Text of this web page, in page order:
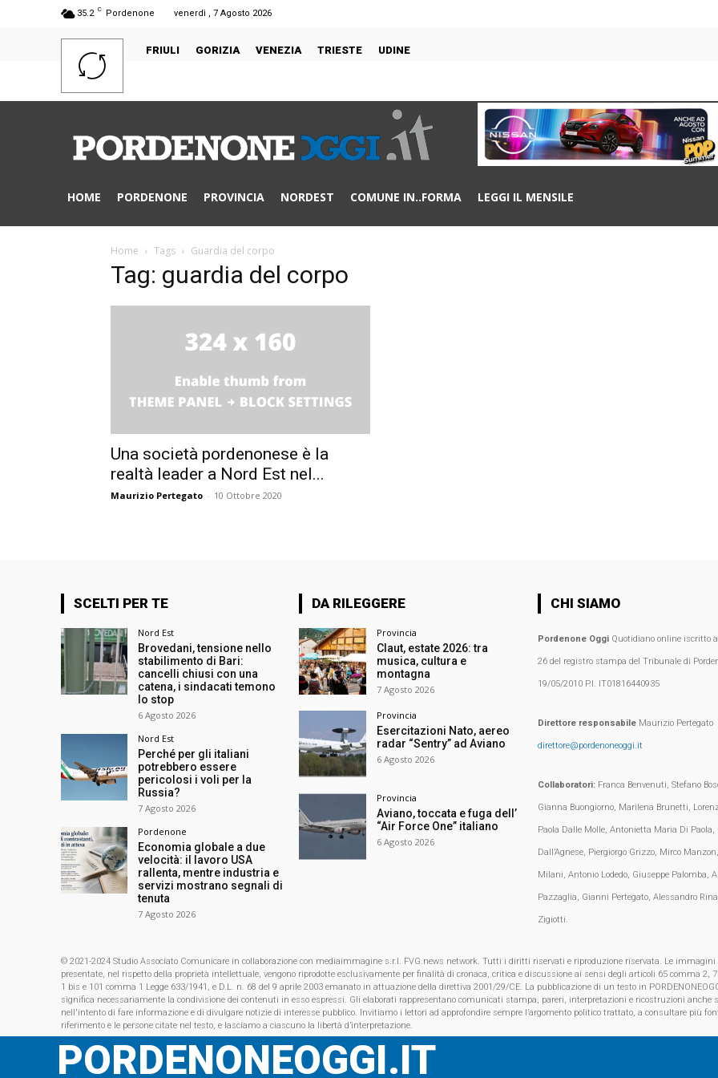
35.2 C Pordenone venerdì , 7 Agosto 2026
FRIULI GORIZIA VENEZIA TRIESTE UDINE
HOME PORDENONE PROVINCIA NORDEST COMUNE IN..FORMA LEGGI IL MENSILE
Home Tags Guardia del corpo
Tag: guardia del corpo
Una società pordenonese è la
realtà leader a Nord Est nel...
Maurizio Pertegato - 10 Ottobre 2020
SCELTI PER TE
Nord Est
Brovedani, tensione nello
stabilimento di Bari:
cancelli chiusi con una
catena, i sindacati temono
lo stop
6 Agosto 2026
Nord Est
Perché per gli italiani
potrebbero essere
pericolosi i voli per la
Russia?
7 Agosto 2026
Pordenone
Economia globale a due
velocità: il lavoro USA
rallenta, mentre industria e
servizi mostrano segnali di
tenuta
7 Agosto 2026
DA RILEGGERE
Provincia
Claut, estate 2026: tra
musica, cultura e
montagna
7 Agosto 2026
Provincia
Esercitazioni Nato, aereo
radar “Sentry” ad Aviano
6 Agosto 2026
Provincia
Aviano, toccata e fuga dell’
“Air Force One” italiano
6 Agosto 2026
CHI SIAMO
Pordenone OggiQuotidiano online iscritto
26 del registro stampa del Tribunale di
19/05/2010 P.I. IT01816440935
Direttore responsabileMaurizio Pertegato
direttore@pordenoneoggi.it
Collaboratori:Franca Benvenuti, Stefano
Gianna Buongiorno, Marilena Brunetti,
Paola Dalle Molle, Antonietta Maria Di Paola,
Dall’Agnese, Piergiorgo Grizzo, Mirco
Milani, Antonio Lodedo, Giuseppe Palomba,
Pazzaglia, Gianni Pertegato, Alessandro
Zigiotti.
© 2021-2024 Studio Associato Comunicare in collaborazione con mediaimmagine s.r.l. FVG.news network. Tutti i diritti riservati e riproduzione riservata. Le immagini
presentate, nel rispetto della proprietà intellettuale, vengono riprodotte esclusivamente per finalità di cronaca, critica e discussione ai sensi degli articoli 65 comma 2,
1 bis e 101 comma 1 Legge 633/1941, e D.L. n. 68 del 9 aprile 2003 emanato in attuazione della direttiva 2001/29/CE. La pubblicazione di un testo in
significa necessariamente la condivisione dei contenuti in esso espressi. Gli elaborati rappresentano comunicati stampa, pareri, interpretazioni e ricostruzioni anche
nell'intento di fare informazione e di divulgare notizie di interesse pubblico. Invitiamo i lettori ad approfondire sempre l’argomento politico trattato, a consultare più
riferimento e le persone citate nel testo, e lasciamo a ciascuno la libertà d’interpretazione.
PORDENONEOGGI.IT